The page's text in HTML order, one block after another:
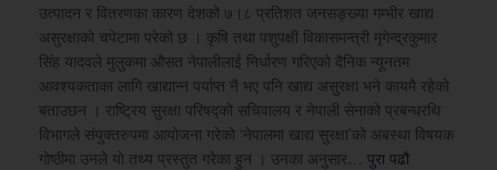
उत्पादन र वितरणका कारण देशको ७।८ प्रतिशत जनसङ्ख्या गम्भीर खाद्य
असुरक्षाको चपेटामा परेको छ । कृषि तथा पशुपक्षी विकासमन्त्री मृगेन्द्रकुमार
सिंह यादवले मुलुकमा औसत नेपालीलाई निर्धारण गरिएको दैनिक न्यूनतम
आवश्यकताका लागि खाद्यान्न पर्याप्त नै भए पनि खाद्य असुरक्षा भने कायमै रहेको
बताउछन । राष्ट्रिय सुरक्षा परिषद्को सचिवालय र नेपाली सेनाको प्रबन्धरथि
विभागले संयुक्तरुपमा आयोजना गरेको ‘नेपालमा खाद्य सुरक्षा’को अबस्था विषयक
गोष्ठीमा उनले यो तथ्य प्रस्तुत गरेका हुन । उनका अनुसार… पुरा पढौ